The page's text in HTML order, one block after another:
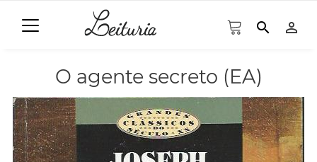
search person_outline
O agente secreto (EA)